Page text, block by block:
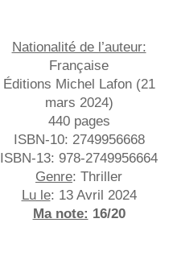
Nationalité de l’auteur:
Française
Éditions Michel Lafon (21
mars 2024)
440 pages
ISBN-10: 2749956668
ISBN-13: 978-2749956664
Genre: Thriller
Lu le: 13 Avril 2024
Ma note: 16/20